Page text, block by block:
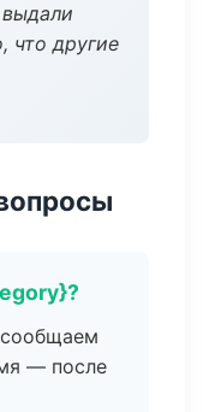
что другие
— после